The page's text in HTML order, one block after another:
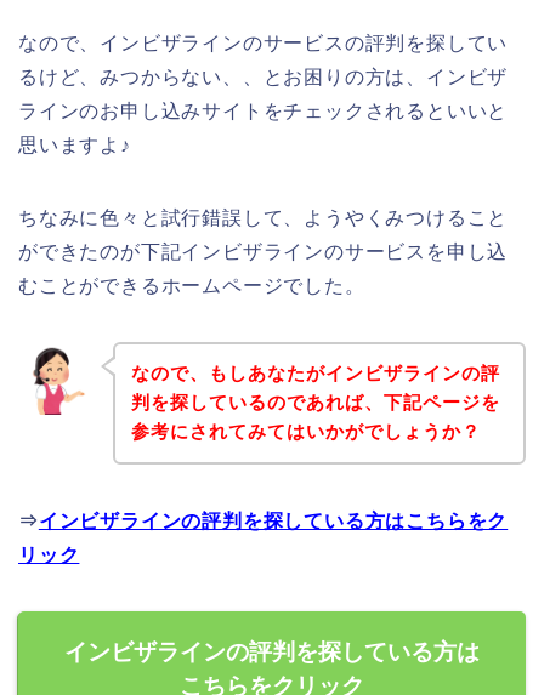
なので、インビザラインのサービスの評判を探してい
るけど、みつからない、、とお困りの方は、インビザ
ラインのお申し込みサイトをチェックされるといいと
思いますよ♪
ちなみに色々と試行錯誤して、ようやくみつけること
ができたのが下記インビザラインのサービスを申し込
むことができるホームページでした。
なので、もしあなたがインビザラインの評
判を探しているのであれば、下記ページを
参考にされてみてはいかがでしょうか？
⇒インビザラインの評判を探している方はこちらをク
リック
インビザラインの評判を探している方は
こちらをクリック